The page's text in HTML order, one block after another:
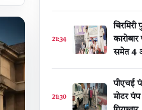
21:34
समेत 4
21:30
पीएचई
मोटर